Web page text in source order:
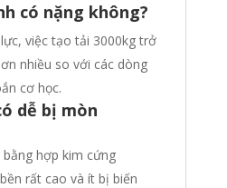
có nặng không?
việc tạo tải 3000kg trở
nhiều so với các dòng
cơ học.
dễ bị mòn
hợp kim cứng
rất cao và ít bị biến